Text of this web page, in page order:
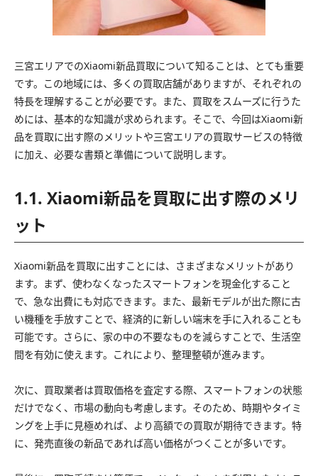
三宮エリアでのXiaomi新品買取について知ることは、とても重要
です。この地域には、多くの買取店舗がありますが、それぞれの
特長を理解することが必要です。また、買取をスムーズに行うた
めには、基本的な知識が求められます。そこで、今回はXiaomi新
品を買取に出す際のメリットや三宮エリアの買取サービスの特徴
に加え、必要な書類と準備について説明します。
1.1. Xiaomi新品を買取に出す際のメリ
ット
Xiaomi新品を買取に出すことには、さまざまなメリットがあり
ます。まず、使わなくなったスマートフォンを現金化すること
で、急な出費にも対応できます。また、最新モデルが出た際に古
い機種を手放すことで、経済的に新しい端末を手に入れることも
可能です。さらに、家の中の不要なものを減らすことで、生活空
間を有効に使えます。これにより、整理整頓が進みます。
次に、買取業者は買取価格を査定する際、スマートフォンの状態
だけでなく、市場の動向も考慮します。そのため、時期やタイミ
ングを上手に見極めれば、より高額での買取が期待できます。特
に、発売直後の新品であれば高い価格がつくことが多いです。